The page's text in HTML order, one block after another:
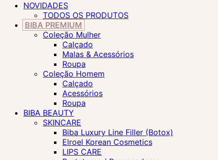
NOVIDADES
TODOS OS PRODUTOS
BIBA PREMIUM
Coleção Mulher
Calçado
Malas & Acessórios
Roupa
Coleção Homem
Calçado
Acessórios
Roupa
BIBA BEAUTY
SKINCARE
Biba Luxury Line Filler (Botox)
Elroel Korean Cosmetics
LIPS CARE